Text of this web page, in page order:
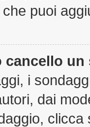
puoi
cancello
i
dai